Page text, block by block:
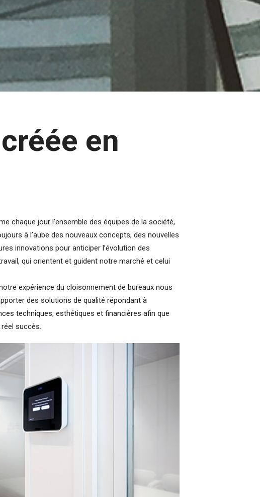
en
chaque jour l’ensemble des équipes de la société,
à l’aube des nouveaux concepts, des nouvelles
innovations pour anticiper l’évolution des
qui orientent et guident notre marché et celui
expérience du cloisonnement de bureaux nous
des solutions de qualité répondant à
techniques, esthétiques et financières afin que
succès.